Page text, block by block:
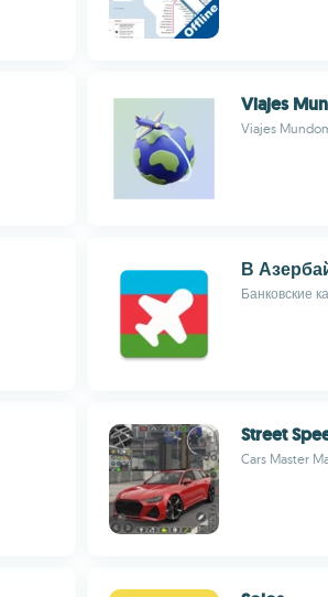
Viajes
Viajes
В
Банковские
Street
Cars Master